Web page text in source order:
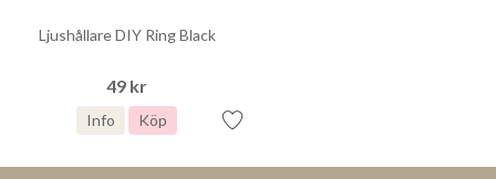
Ljushållare DIY Ring Black
49 kr
Info Köp